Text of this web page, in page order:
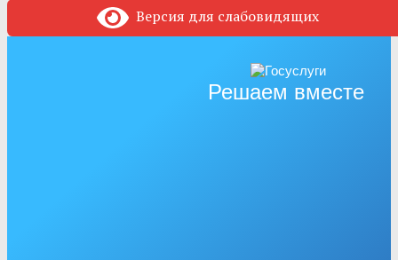
Версия для слабовидящих
Решаем вместе